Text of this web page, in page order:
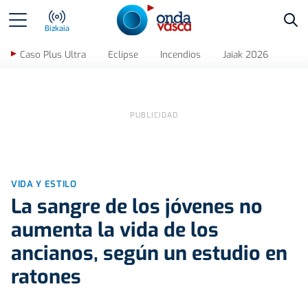
Bizkaia
Caso Plus Ultra Eclipse Incendios Jaiak 2026
VIDA Y ESTILO
La sangre de los jóvenes no
aumenta la vida de los
ancianos, según un estudio en
ratones